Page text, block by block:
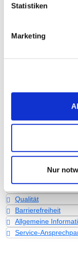
Statistiken
Marketing
Nur
Informationen
Zusätzlich wurden
Personelle
Fachexpertise und
Weitere
Informationen
Krankenhauses
Qualität
Barrierefreiheit
Allgemeine
Service-